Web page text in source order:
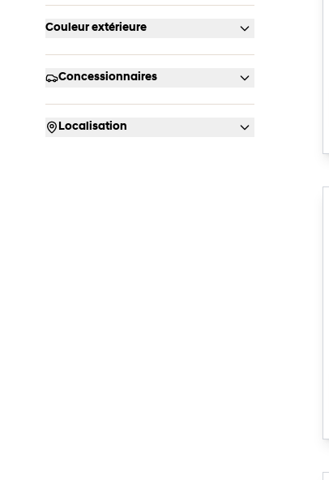
Couleur extérieure
Concessionnaires
Localisation